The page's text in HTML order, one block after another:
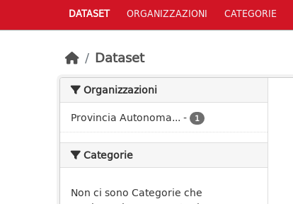
DATASET ORGANIZZAZIONI CATEGORIE
Dataset
Organizzazioni
Provincia Autonoma... - 1
Categorie
Non ci sono Categorie che